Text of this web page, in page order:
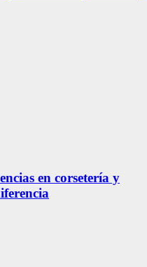
en corsetería y